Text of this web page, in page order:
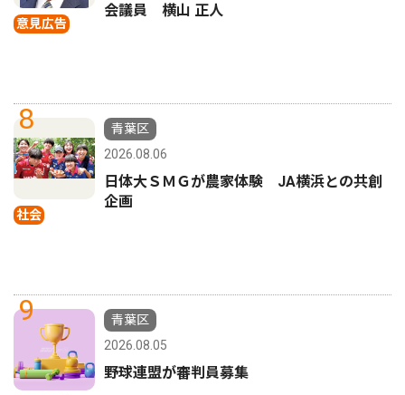
意見広告
会議員 横山 正人
8
社会
青葉区
2026.08.06
日体大ＳＭＧが農家体験 JA横浜との共創
企画
9
青葉区
2026.08.05
野球連盟が審判員募集